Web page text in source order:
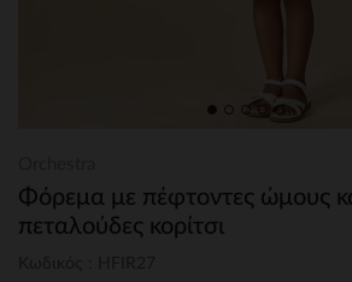
Φόρεμα με πέφτοντες ώμους
πεταλούδες κορίτσι